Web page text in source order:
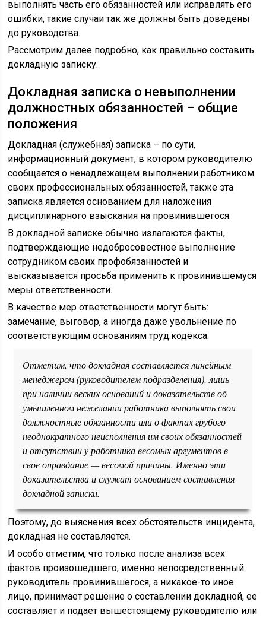
выполнять часть его обязанностей или исправлять его
ошибки, такие случаи так же должны быть доведены
до руководства.
Рассмотрим далее подробно, как правильно составить
докладную записку.
Докладная записка о невыполнении
должностных обязанностей – общие
положения
Докладная (служебная) записка – по сути,
информационный документ, в котором руководителю
сообщается о ненадлежащем выполнении работником
своих профессиональных обязанностей, также эта
записка является основанием для наложения
дисциплинарного взыскания на провинившегося.
В докладной записке обычно излагаются факты,
подтверждающие недобросовестное выполнение
сотрудником своих профобязанностей и
высказывается просьба применить к провинившемуся
меры ответственности.
В качестве мер ответственности могут быть:
замечание, выговор, а иногда даже увольнение по
соответствующим основаниям труд.кодекса.
Отметим, что докладная составляется линейным
менеджером (руководителем подразделения), лишь
при наличии веских оснований и доказательств об
умышленном нежелании работника выполнять свои
должностные обязанности или о фактах грубого
неоднократного неисполнения им своих обязанностей
и отсутствии у работника весомых аргументов в
свое оправдание — весомой причины. Именно эти
доказательства и служат основанием составления
докладной записки.
Поэтому, до выяснения всех обстоятельств инцидента,
докладная не составляется.
И особо отметим, что только после анализа всех
фактов произошедшего, именно непосредственный
руководитель провинившегося, а никакое-то иное
лицо, принимает решение о составлении докладной, ее
составляет и подает вышестоящему руководителю или